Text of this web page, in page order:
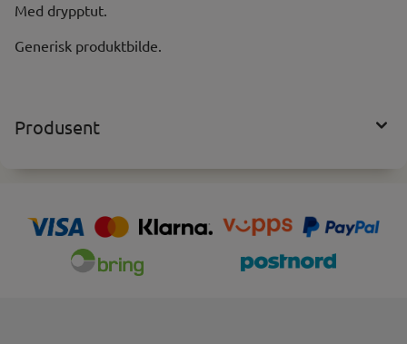
Med drypptut.
Generisk produktbilde.
Produsent